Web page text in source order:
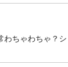
ちゃわちゃ？